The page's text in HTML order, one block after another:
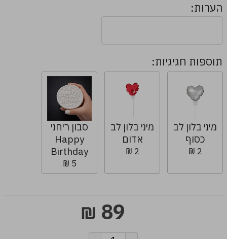
הערות:
תוספות חגיגיות:
מיני בלון לב
כסוף
2 ₪
מיני בלון לב
אדום
2 ₪
סבון ריחני
Happy
Birthday
5 ₪
89
₪